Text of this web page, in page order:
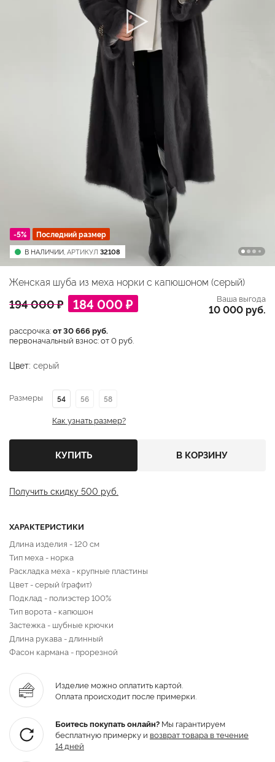
-5% Последний размер
В НАЛИЧИИ, АРТИКУЛ 32108
Женская шуба из меха норки с капюшоном (серый)
194 000 ₽ 184 000 ₽ Ваша выгода
10 000 руб.
рассрочка:от 30 666 руб.
первоначальный взнос: от 0 руб.
Цвет: серый
Размеры 54 56 58
Как узнать размер?
КУПИТЬ В КОРЗИНУ
Получить скидку 500 руб.
ХАРАКТЕРИСТИКИ
Длина изделия - 120 см
Тип меха - норка
Раскладка меха - крупные пластины
Цвет - серый (графит)
Подклад - полиэстер 100%
Тип ворота - капюшон
Застежка - шубные крючки
Длина рукава - длинный
Фасон кармана - прорезной
Изделие можно оплатить картой.
Оплата происходит после примерки.
Боитесь покупать онлайн? Мы гарантируем
бесплатную примерку и возврат товара в течение
14 дней